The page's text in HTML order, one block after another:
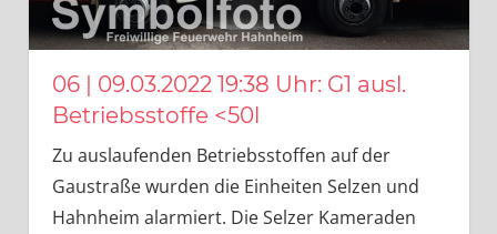
06 | 09.03.2022 19:38 Uhr: G1 ausl.
Betriebsstoffe <50l
Zu auslaufenden Betriebsstoffen auf der
Gaustraße wurden die Einheiten Selzen und
Hahnheim alarmiert. Die Selzer Kameraden